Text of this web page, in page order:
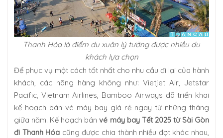
Thanh Hóa là điểm du xuân lý tưởng được nhiều du
khách lựa chọn
Để phục vụ một cách tốt nhất cho nhu cầu đi lại của hành
khách, các hãng hàng không như: Vietjet Air, Jetstar
Pacific, Vietnam Airlines, Bamboo Airways đã triển khai
kế hoạch bán vé máy bay giá rẻ ngay từ những tháng
giữa năm. Kế hoạch bánvé máy bay Tết 2025 từ Sài Gòn
đi Thanh Hóa cũng được chia thành nhiều đợt khác nhau,